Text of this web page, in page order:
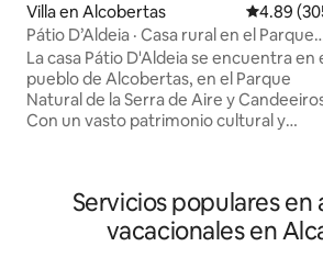
Villa en Alcobertas
4.89
Pátio D’Aldeia · Casa rural en el Parque
Natural
La casa Pátio D'Aldeia se encuentra en
pueblo de Alcobertas, en el Parque
Natural de la Serra de Aire y
Con un vasto patrimonio cultural y
explorar importantes ciudades
de los alrededores. También es ideal
para el trabajo a distancia. Recibimos a
Servicios populares en
vacacionales en